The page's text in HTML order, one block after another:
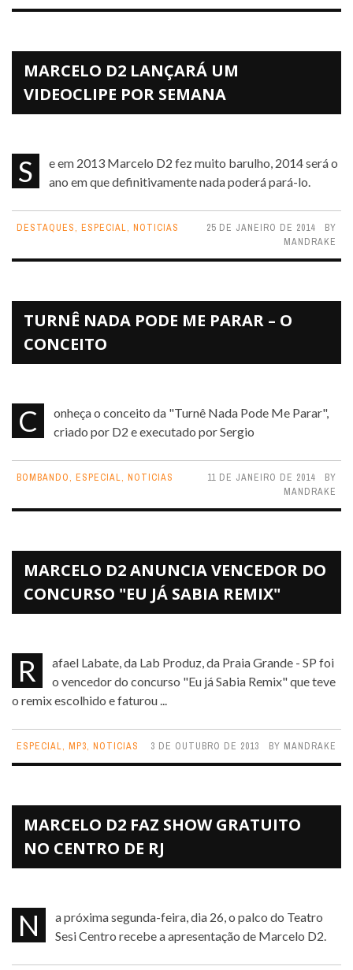
MARCELO D2 LANÇARÁ UM
VIDEOCLIPE POR SEMANA
Se em 2013 Marcelo D2 fez muito barulho, 2014 será o ano em que definitivamente nada poderá pará-lo.
DESTAQUES, ESPECIAL, NOTICIAS 25 DE JANEIRO DE 2014
BY
MANDRAKE
TURNÊ NADA PODE ME PARAR – O
CONCEITO
Conheça o conceito da "Turnê Nada Pode Me Parar", criado por D2 e executado por Sergio
BOMBANDO, ESPECIAL, NOTICIAS 11 DE JANEIRO DE 2014
BY
MANDRAKE
MARCELO D2 ANUNCIA VENCEDOR DO
CONCURSO "EU JÁ SABIA REMIX"
Rafael Labate, da Lab Produz, da Praia Grande - SP foi
o vencedor do concurso "Eu já Sabia Remix" que teve
o remix escolhido e faturou ...
ESPECIAL, MP3, NOTICIAS 3 DE OUTUBRO DE 2013 BY MANDRAKE
MARCELO D2 FAZ SHOW GRATUITO
NO CENTRO DE RJ
Na próxima segunda-feira, dia 26, o palco do Teatro Sesi Centro recebe a apresentação de Marcelo D2.